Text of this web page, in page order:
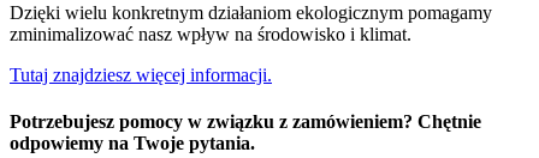
Dzięki wielu konkretnym działaniom ekologicznym pomagamy
zminimalizować nasz wpływ na środowisko i klimat.
Tutaj znajdziesz więcej informacji.
Potrzebujesz pomocy w związku z zamówieniem? Chętnie
odpowiemy na Twoje pytania.